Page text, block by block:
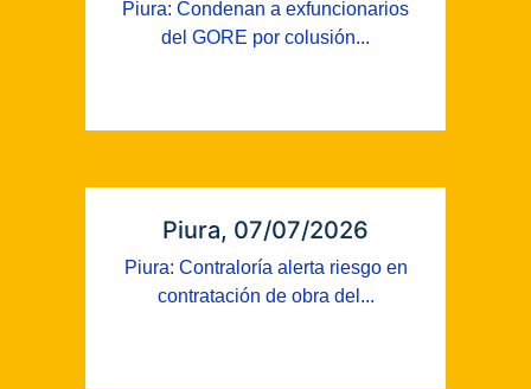
Piura: Condenan a exfuncionarios
del GORE por colusión...
Piura, 07/07/2026
Piura: Contraloría alerta riesgo en
contratación de obra del...